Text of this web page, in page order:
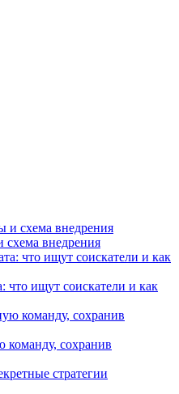
схема внедрения
что ищут соискатели и как
команду, сохранив